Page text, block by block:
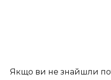
Якщо ви не знайшли